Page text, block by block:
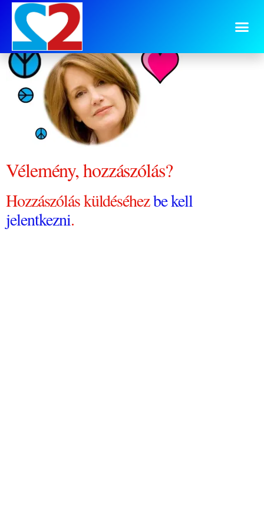
0809 Emma elhatároz
Vélemény, hozzászólás?
Hozzászólás küldéséhezbe kell
jelentkezni.